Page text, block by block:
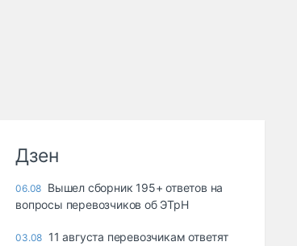
Дзен
06.08 Вышел сборник 195+ ответов на
вопросы перевозчиков об ЭТрН
03.08 11 августа перевозчикам ответят